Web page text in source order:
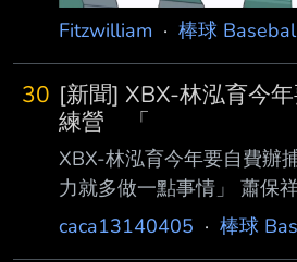
就會立刻改變
Fitzwilliam · 棒球
30 [新聞] XBX-林泓育今
練營 「
XBX-林泓育今年要自費
力就多做一點事情」 蕭保
08月05日 21:19 樂天桃猿
caca13140405 · 棒球